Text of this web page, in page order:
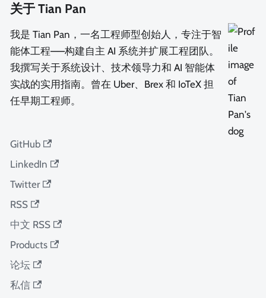
关于 Tian Pan
我是 Tian Pan，一名工程师型创始人，专注于智
能体工程——构建自主 AI 系统并扩展工程团队。
我撰写关于系统设计、技术领导力和 AI 智能体
实战的实用指南。曾在 Uber、Brex 和 IoTeX 担
任早期工程师。
GitHub
LinkedIn
Twitter
RSS
中文 RSS
Products
论坛
私信